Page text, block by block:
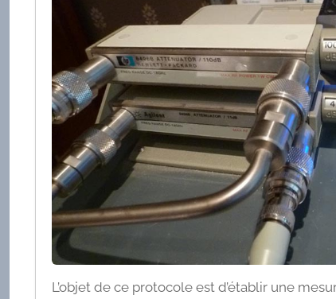
L’objet de ce protocole est d’établir une